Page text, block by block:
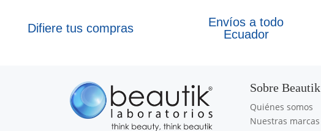
Difiere tus compras
Envíos a todo
Ecuador
Sobre Beautik
Quiénes somos
Nuestras marcas